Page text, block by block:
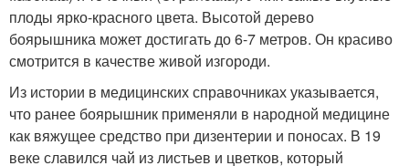
плоды ярко-красного цвета. Высотой дерево
боярышника может достигать до 6-7 метров. Он красиво
смотрится в качестве живой изгороди.
Из истории в медицинских справочниках указывается,
что ранее боярышник применяли в народной медицине
как вяжущее средство при дизентерии и поносах. В 19
веке славился чай из листьев и цветков, который